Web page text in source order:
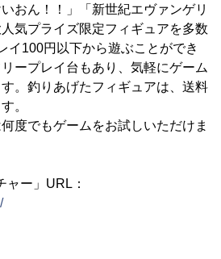
おん！！」「新世紀エヴァンゲリ
気プライズ限定フィギュアを多数
イ100円以下から遊ぶことができ
ープレイ台もあり、気軽にゲーム
。釣りあげたフィギュアは、送料
。
度でもゲームをお試しいただけま
ャー」URL：